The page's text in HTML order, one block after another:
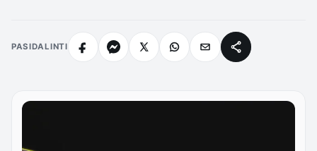
PASIDALINTI